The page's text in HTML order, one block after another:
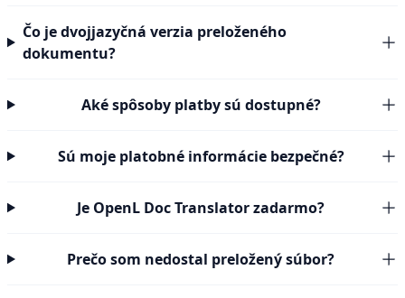
Čo je dvojjazyčná verzia preloženého
dokumentu?
Aké spôsoby platby sú dostupné?
Sú moje platobné informácie bezpečné?
Je OpenL Doc Translator zadarmo?
Prečo som nedostal preložený súbor?